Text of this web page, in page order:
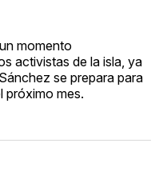
momento
activistas de la isla, ya
se prepara para
próximo mes.